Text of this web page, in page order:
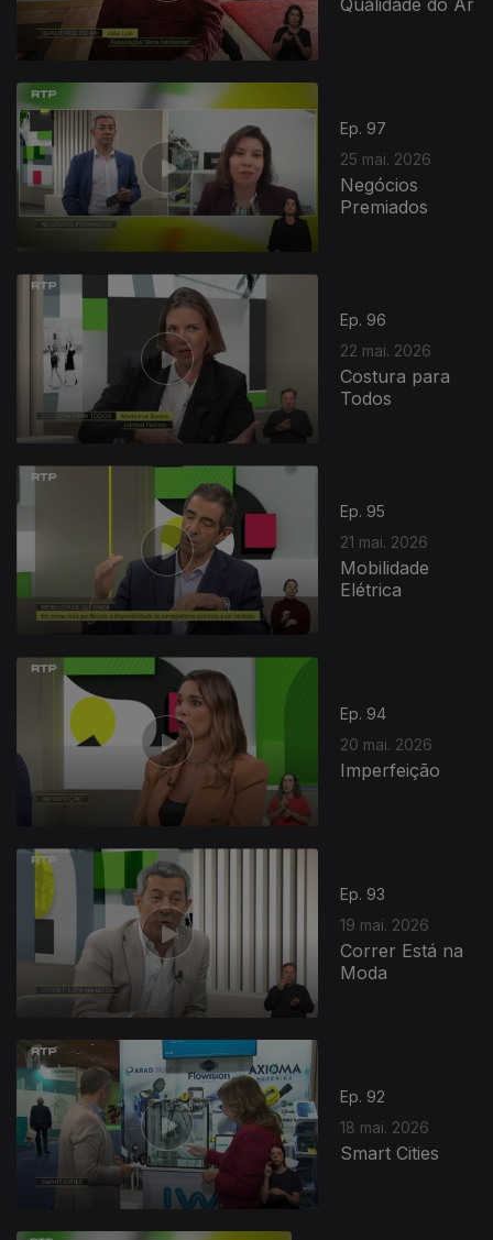
Ep. 97
25 mai. 2026
Negócios
Premiados
Ep. 96
22 mai. 2026
Costura para
Todos
Ep. 95
21 mai. 2026
Mobilidade
Elétrica
Ep. 94
20 mai. 2026
Imperfeição
Ep. 93
19 mai. 2026
Correr Está na
Moda
Ep. 92
18 mai. 2026
Smart Cities